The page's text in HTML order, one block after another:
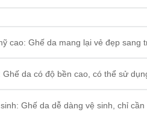
cao: Ghế da mang lại vẻ đẹp sang
da có độ bền cao, có thể sử
Ghế da dễ dàng vệ sinh, chỉ